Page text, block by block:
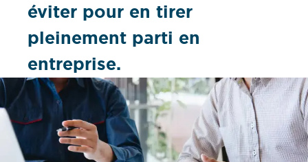
éviter pour en tirer
pleinement parti en
entreprise.